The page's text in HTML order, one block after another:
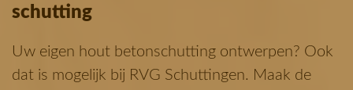
schutting
Uw eigen hout betonschutting ontwerpen? Ook
dat is mogelijk bij RVG Schuttingen. Maak de